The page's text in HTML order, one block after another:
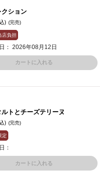
ション
) (完売)
店負担
： 2026年08月12日
カートに入れる
トとチーズテリーヌ
) (完売)
定
：
カートに入れる